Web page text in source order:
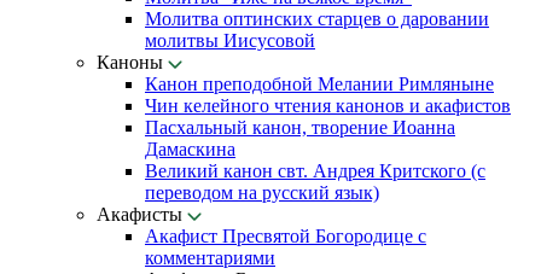
Молитва оптинских старцев о даровании
молитвы Иисусовой
Каноны
Канон преподобной Мелании Римляныне
Чин келейного чтения канонов и акафистов
Пасхальный канон, творение Иоанна
Дамаскина
Великий канон свт. Андрея Критского (с
переводом на русский язык)
Акафисты
Акафист Пресвятой Богородице с
комментариями